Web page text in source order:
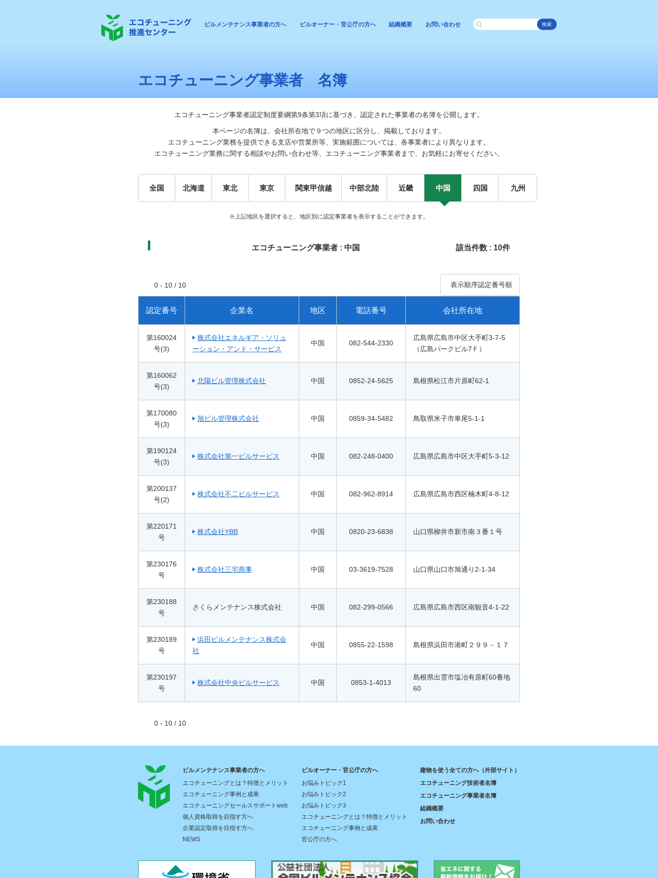
ビルメンテナンス事業者の方へ ビルオーナー・官公庁の方へ 組織概要 お問い合わせ 検索
エコチューニング事業者 名簿
エコチューニング事業者認定制度要綱第9条第3項に基づき、認定された事業者の名簿を公開します。
本ページの名簿は、会社所在地で９つの地区に区分し、掲載しております。
エコチューニング業務を提供できる支店や営業所等、実施範囲については、各事業者により異なります。
エコチューニング業務に関する相談やお問い合わせ等、エコチューニング事業者まで、お気軽にお寄せください。
全国 北海道 東北 東京 関東甲信越 中部北陸 近畿 中国 四国 九州
※上記地区を選択すると、地区別に認定事業者を表示することができます。
該当件数 : 10件
エコチューニング事業者 : 中国
0 - 10 / 10 表示順序認定番号順
認定番号 企業名 地区 電話番号 会社所在地
第160024
号(3)
株式会社エネルギア・ソリュ
ーション・アンド・サービス
中国 082-544-2330
広島県広島市中区大手町3-7-5
（広島パークビル7Ｆ）
第160062
号(3)
北陽ビル管理株式会社 中国 0852-24-5625 島根県松江市片原町62-1
第170080
号(3)
旭ビル管理株式会社 中国 0859-34-5482 鳥取県米子市車尾5-1-1
第190124
号(3)
株式会社第一ビルサービス 中国 082-248-0400 広島県広島市中区大手町5-3-12
第200137
号(2)
株式会社不二ビルサービス 中国 082-962-8914 広島県広島市西区楠木町4-8-12
第220171
号
株式会社YBB 中国 0820-23-6838 山口県柳井市新市南３番１号
第230176
号
株式会社三宅商事 中国 03-3619-7528 山口県山口市旭通り2-1-34
第230188
号
さくらメンテナンス株式会社 中国 082-299-0566 広島県広島市西区南観音4-1-22
第230189
号
浜田ビルメンテナンス株式会
社
中国 0855-22-1598 島根県浜田市港町２９９－１７
第230197
号
株式会社中央ビルサービス 中国 0853-1-4013
島根県出雲市塩冶有原町60番地
60
0 - 10 / 10
ビルメンテナンス事業者の方へ
エコチューニングとは？特徴とメリット
エコチューニング事例と成果
エコチューニングセールスサポートweb
個人資格取得を目指す方へ
企業認定取得を目指す方へ
NEWS
ビルオーナー・官公庁の方へ
お悩みトピック1
お悩みトピック2
お悩みトピック3
エコチューニングとは？特徴とメリット
エコチューニング事例と成果
官公庁の方へ
建物を使う全ての方へ（外部サイト）
エコチューニング技術者名簿
エコチューニング事業者名簿
組織概要
お問い合わせ